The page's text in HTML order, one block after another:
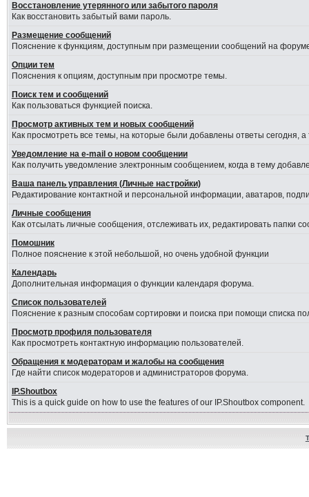
Восстановление утерянного или забытого пароля
Как восстановить забытый вами пароль.
Размещение сообщений
Пояснение к функциям, доступным при размещении сообщений на
Опции тем
Пояснения к опциям, доступным при просмотре темы.
Поиск тем и сообщений
Как пользоваться функцией поиска.
Просмотр активных тем и новых сообщений
Как просмотреть все темы, на которые были добавлены ответы сегодня,
Уведомление на е-mail о новом сообщении
Как получить уведомление электронным сообщением, когда в тему
Ваша панель управления (Личные настройки)
Редактирование контактной и персональной информации, аватаров,
Личные сообщения
Как отсылать личные сообщения, отслеживать их, редактировать папки
Помошник
Полное пояснение к этой небольшой, но очень удобной функции
Календарь
Дополнительная информация о функции календаря форума.
Список пользователей
Пояснение к разным способам сортировки и поиска при помощи списка
Просмотр профиля пользователя
Как просмотреть контактную информацию пользователей.
Обращения к модераторам и жалобы на сообщения
Где найти список модераторов и администраторов форума.
IP.Shoutbox
This is a quick guide on how to use the features of our IP.Shoutbox component.